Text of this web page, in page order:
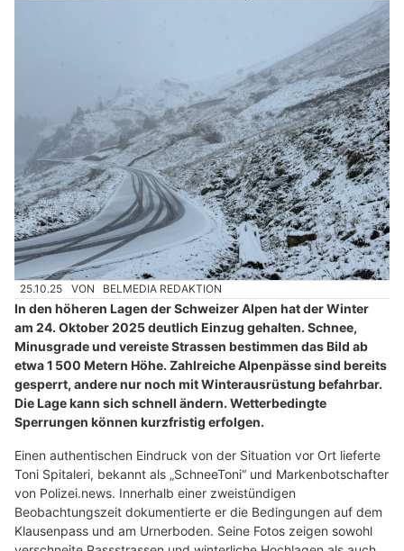
25.10.25 VON BELMEDIA REDAKTION
In den höheren Lagen der Schweizer Alpen hat der Winter
am 24. Oktober 2025 deutlich Einzug gehalten. Schnee,
Minusgrade und vereiste Strassen bestimmen das Bild ab
etwa 1 500 Metern Höhe. Zahlreiche Alpenpässe sind bereits
gesperrt, andere nur noch mit Winterausrüstung befahrbar.
Die Lage kann sich schnell ändern. Wetterbedingte
Sperrungen können kurzfristig erfolgen.
Einen authentischen Eindruck von der Situation vor Ort lieferte
Toni Spitaleri, bekannt als „SchneeToni“ und Markenbotschafter
von Polizei.news. Innerhalb einer zweistündigen
Beobachtungszeit dokumentierte er die Bedingungen auf dem
Klausenpass und am Urnerboden. Seine Fotos zeigen sowohl